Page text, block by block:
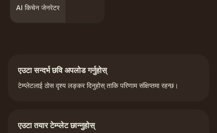
AI किचेन जेनरेटर
एउटा सन्दर्भ छवि अपलोड गर्नुहोस्
टेम्प्लेटलाई ठोस दृश्य लङ्कर दिनुहोस् ताकि परिणाम संक्षिप्तमा रहन्छ।
एउटा तयार टेम्प्लेट छान्नुहोस्